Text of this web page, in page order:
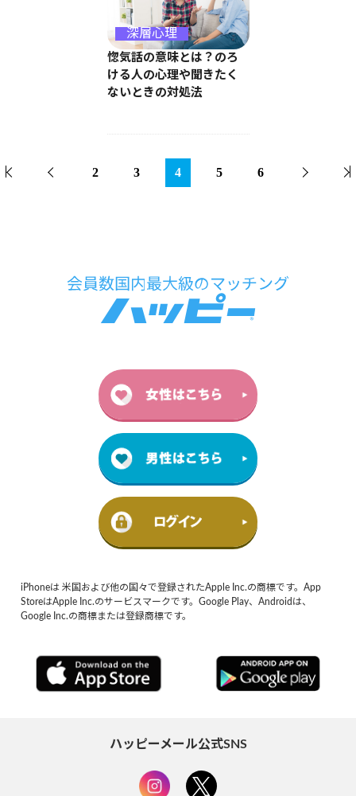
深層心理
惚気話の意味とは？のろ
ける人の心理や聞きたく
ないときの対処法
2 3 4 5 6
iPhoneは 米国および他の国々で登録されたApple Inc.の商標です。App
StoreはApple Inc.のサービスマークです。Google Play、Androidは、
Google Inc.の商標または登録商標です。
ハッピーメール公式SNS